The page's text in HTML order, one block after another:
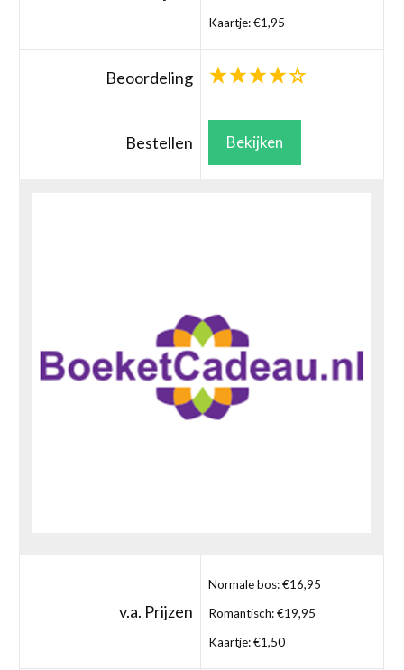
Kaartje: €1,95
Beoordeling
Bestellen Bekijken
v.a. Prijzen
Normale bos: €16,95
Romantisch: €19,95
Kaartje: €1,50